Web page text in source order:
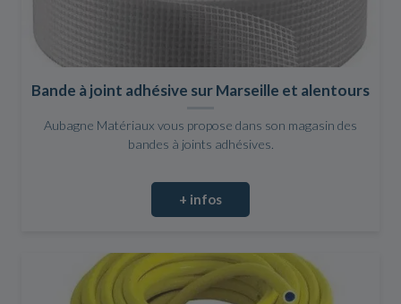
Bande à joint adhésive sur Marseille et alentours
Aubagne Matériaux vous propose dans son magasin des
bandes à joints adhésives.
+ infos